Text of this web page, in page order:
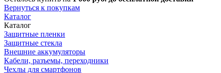
Вернуться к покупкам
Каталог
Каталог
Защитные пленки
Защитные стекла
Внешние аккумуляторы
Кабели, разъемы, переходники
Чехлы для смартфонов